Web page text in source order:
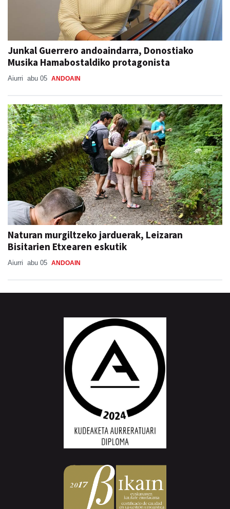
Junkal Guerrero andoaindarra, Donostiako
Musika Hamabostaldiko protagonista
Aiurri abu 05 ANDOAIN
Naturan murgiltzeko jarduerak, Leizaran
Bisitarien Etxearen eskutik
Aiurri abu 05 ANDOAIN